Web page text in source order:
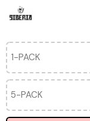
1-PACK
5-PACK